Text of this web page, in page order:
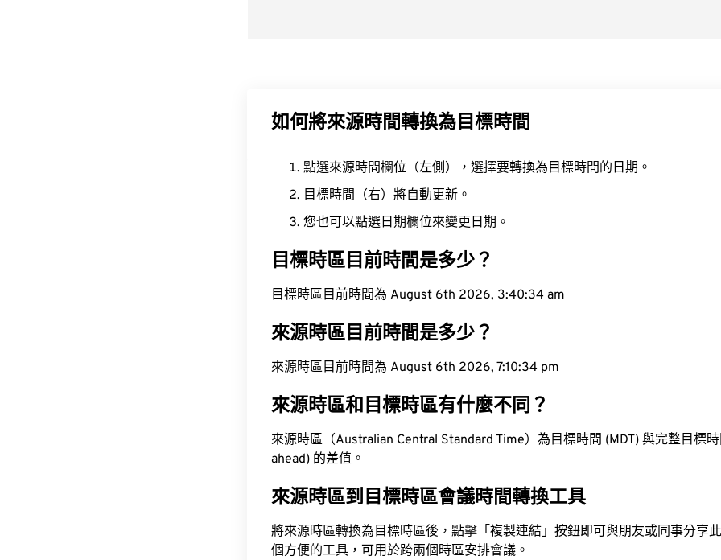
如何將來源時間轉換為目標時間
點選來源時間欄位（左側），選擇要轉換為目標時間的日期。
目標時間（右）將自動更新。
您也可以點選日期欄位來變更日期。
目標時區目前時間是多少？
目標時區目前時間為 August 6th 2026, 3:40:35 am
來源時區目前時間是多少？
來源時區目前時間為 August 6th 2026, 7:10:35 pm
來源時區和目標時區有什麼不同？
來源時區（Australian Central Standard Time）為目標時間 (MDT) 與完整目標
ahead) 的差值。
來源時區到目標時區會議時間轉換工具
將來源時區轉換為目標時區後，點擊「複製連結」按鈕即可與朋友或同事分享
個方便的工具，可用於跨兩個時區安排會議。